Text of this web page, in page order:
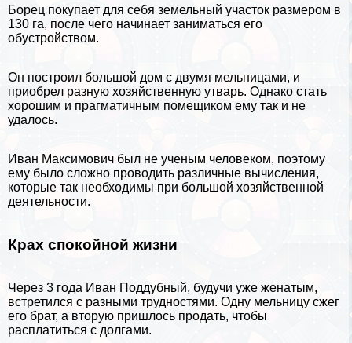
Борец покупает для себя земельный участок размером в
130 га, после чего начинает заниматься его
обустройством.
Он построил большой дом с двумя мельницами, и
приобрел разную хозяйственную утварь. Однако стать
хорошим и прагматичным помещиком ему так и не
удалось.
Иван Максимович был не ученым человеком, поэтому
ему было сложно проводить различные вычисления,
которые так необходимы при большой хозяйственной
деятельности.
Крах спокойной жизни
Через 3 года Иван Поддубный, будучи уже женатым,
встретился с разными трудностями. Одну мельницу сжег
его брат, а вторую пришлось продать, чтобы
расплатиться с долгами.